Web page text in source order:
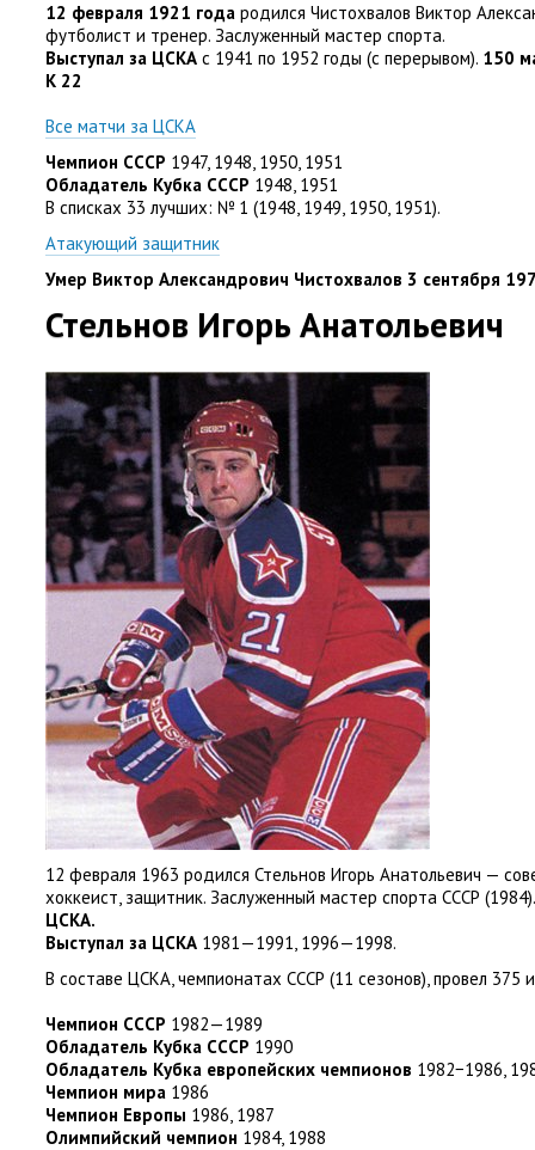
12 февраля 1921 года родился Чистохвалов Виктор
футболист и тренер. Заслуженный мастер спорта.
Выступал за ЦСКА с 1941 по 1952 годы (с перерывом). 150
К 22
Все матчи за ЦСКА
Чемпион СССР 1947, 1948, 1950, 1951
Обладатель Кубка СССР 1948, 1951
В списках 33 лучших: № 1 (1948, 1949, 1950, 1951).
Атакующий защитник
Умер Виктор Александрович Чистохвалов 3 сентября
Стельнов Игорь Анатольевич
12 февраля 1963 родился Стельнов Игорь Анатольевич —
хоккеист, защитник. Заслуженный мастер спорта СССР (
ЦСКА.
Выступал за ЦСКА 1981—1991, 1996—1998.
В составе ЦСКА, чемпионатах СССР (11 сезонов), провел 375
Чемпион СССР 1982—1989
Обладатель Кубка СССР 1990
Обладатель Кубка европейских чемпионов 1982−1986,
Чемпион мира 1986
Чемпион Европы 1986, 1987
Олимпийский чемпион 1984, 1988